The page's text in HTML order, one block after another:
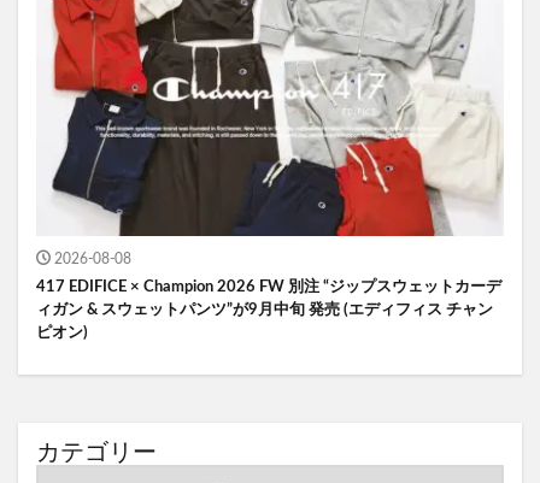
2026-08-08
417 EDIFICE × Champion 2026 FW 別注 “ジップスウェットカーデ
ィガン & スウェットパンツ”が9月中旬 発売 (エディフィス チャン
ピオン)
カテゴリー